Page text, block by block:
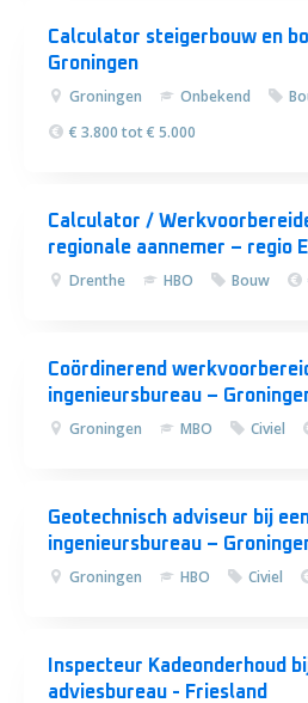
Calculator steigerbouw en
Groningen
Groningen Onbekend
€ 3.800 tot € 5.000
Calculator /
regionale aannemer – regio
Drenthe HBO Bouw
Coördinerend
ingenieursbureau –
Groningen MBO Civiel
Geotechnisch adviseur bij
ingenieursbureau –
Groningen HBO Civiel
Inspecteur Kadeonderhoud
adviesbureau - Friesland